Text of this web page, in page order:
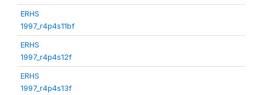
ERHS
1997_r4p4s11bf
ERHS
1997_r4p4s12f
ERHS
1997_r4p4s13f